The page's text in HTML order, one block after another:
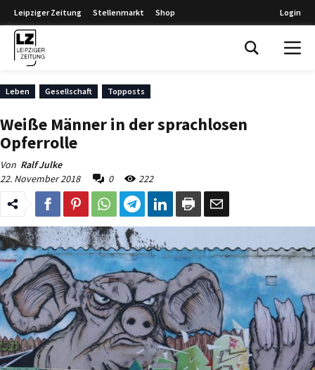
Leipziger Zeitung Stellenmarkt Shop Login
Leben Gesellschaft Topposts
Weiße Männer in der sprachlosen
Opferrolle
Von Ralf Julke
22. November 2018
0 222